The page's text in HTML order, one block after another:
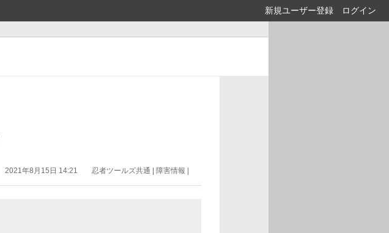
新規ユーザー登録 ログイン
忍者ツールズ共通 | 障害情報 |
2021年8月15日 14:21